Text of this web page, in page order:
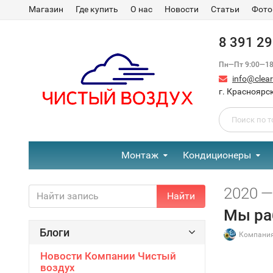
Магазин Где купить О нас Новости Статьи Фото
8 391
Пн—Пт
г.
Монтаж Кондиционеры
Найти
Блоги
Новости Компании Чистый
воздух
2020
Мы